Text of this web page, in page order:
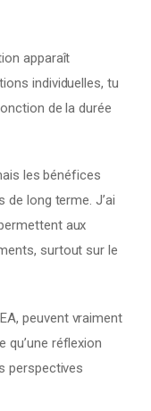
apparaît
individuelles, tu
de la durée
les bénéfices
long terme. J’ai
aux
surtout sur le
peuvent vraiment
réflexion
perspectives